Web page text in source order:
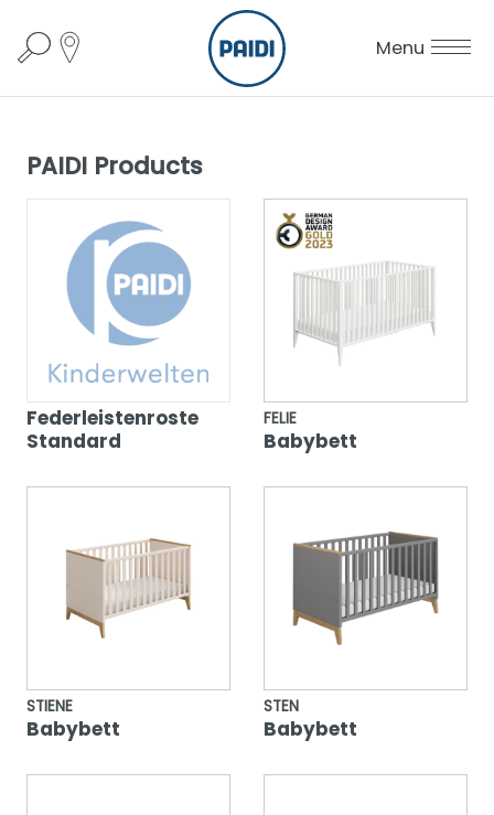
Menu
PAIDI Products
Federleistenroste
Standard
FELIE
Babybett
STIENE
Babybett
STEN
Babybett